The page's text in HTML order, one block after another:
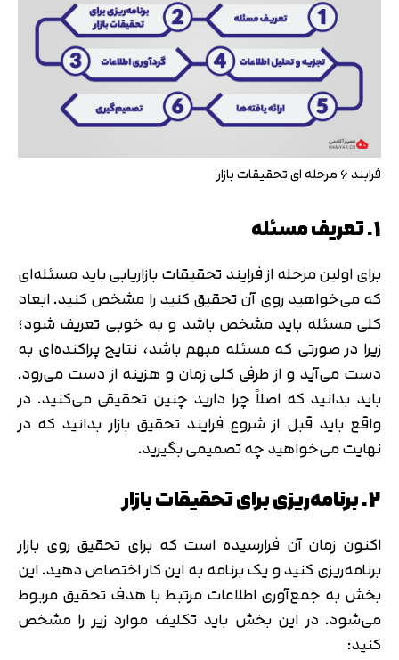
فرابند ۶ مرحله ای تحقیقات بازار
1. تعریف مسئله
برای اولین مرحله از فرایند تحقیقات بازاریابی باید مسئله‌ای
که می‌خواهید روی آن تحقیق کنید را مشخص کنید. ابعاد
کلی مسئله باید مشخص باشد و به خوبی تعریف شود؛
زیرا در صورتی که مسئله مبهم باشد، نتایج پراکنده‌ای به
دست می‌آید و از طرفی کلی زمان و هزینه از دست می‌رود.
باید بدانید که اصلاً چرا دارید چنین تحقیقی می‌کنید. در
واقع باید قبل از شروع فرایند تحقیق بازار بدانید که در
نهایت می‌خواهید چه تصمیمی بگیرید.
2. برنامه‌ریزی برای تحقیقات بازار
اکنون زمان آن فرارسیده است که برای تحقیق روی بازار
برنامه‌ریزی کنید و یک برنامه به این کار اختصاص دهید. این
بخش به جمع‌آوری اطلاعات مرتبط با هدف تحقیق مربوط
می‌شود. در این بخش باید تکلیف موارد زیر را مشخص
کنید: